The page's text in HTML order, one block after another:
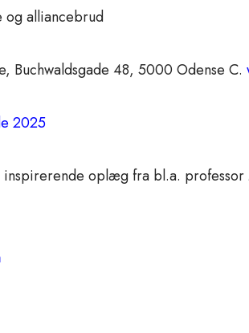
og alliancebrud
Buchwaldsgade 48, 5000 Odense C.
2025
inspirerende oplæg fra bl.a. professor